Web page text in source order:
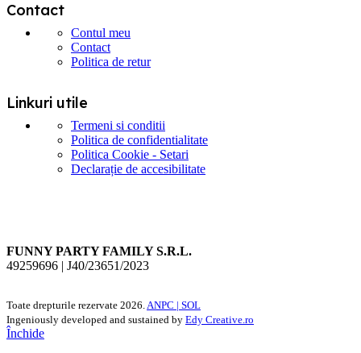
Contact
Contul meu
Contact
Politica de retur
Linkuri utile
Termeni si conditii
Politica de confidentialitate
Politica Cookie - Setari
Declarație de accesibilitate
FUNNY PARTY FAMILY S.R.L.
49259696 | J40/23651/2023
Toate drepturile rezervate 2026.ANPC | SOL
Ingeniously developed and sustained by Edy Creative.ro
Închide